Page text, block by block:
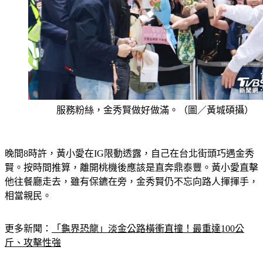
服務粉絲，金秀賢做好做滿。（圖／黃城碩攝）
晚間8時許，黃小愛在IG限動透露，自己在台北街頭巧遇金秀
賢。按時間推算，離開桃機後應該是直奔鼎泰豐。黃小愛直擊
他往餐廳走去，雖有保鑣在旁，金秀賢仍不忘向路人揮揮手，
相當親民。
更多新聞：
「龜界恐龍」淡金公路橫衝直撞！最重達100公
斤、攻擊性強